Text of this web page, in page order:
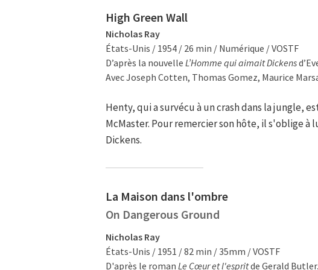
High Green Wall
Nicholas Ray
États-Unis / 1954 / 26 min / Numérique / VOSTF
D’après la nouvelle L’Homme qui aimait Dickens
Avec Joseph Cotten, Thomas Gomez, Maurice
Henty, qui a survécu à un crash dans la jungle,
McMaster. Pour remercier son hôte, il s'oblige
Dickens.
La Maison dans l'ombre
On Dangerous Ground
Nicholas Ray
États-Unis / 1951 / 82 min / 35mm / VOSTF
D'après le roman Le Cœur et l'espritde Gerald Butler.